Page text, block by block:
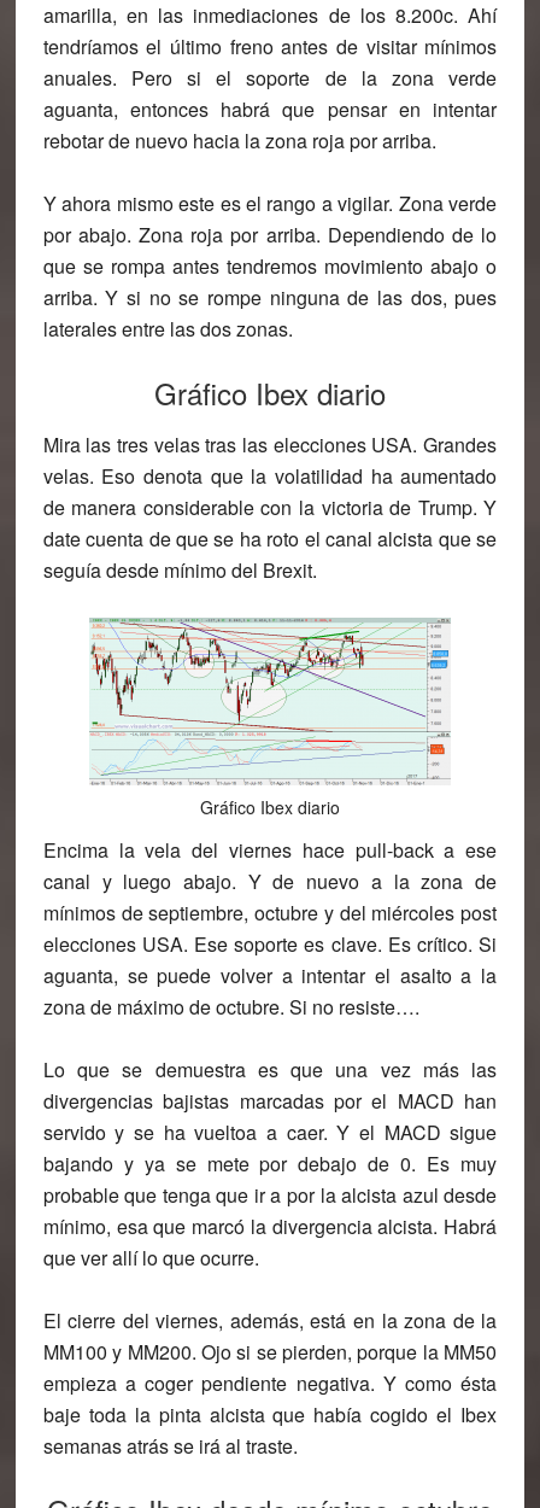
amarilla, en las inmediaciones de los 8.200c. Ahí
tendríamos el último freno antes de visitar mínimos
anuales. Pero si el soporte de la zona verde
aguanta, entonces habrá que pensar en intentar
rebotar de nuevo hacia la zona roja por arriba.
Y ahora mismo este es el rango a vigilar. Zona verde
por abajo. Zona roja por arriba. Dependiendo de lo
que se rompa antes tendremos movimiento abajo o
arriba. Y si no se rompe ninguna de las dos, pues
laterales entre las dos zonas.
Gráfico Ibex diario
Mira las tres velas tras las elecciones USA. Grandes
velas. Eso denota que la volatilidad ha aumentado
de manera considerable con la victoria de Trump. Y
date cuenta de que se ha roto el canal alcista que se
seguía desde mínimo del Brexit.
Gráfico Ibex diario
Encima la vela del viernes hace pull-back a ese
canal y luego abajo. Y de nuevo a la zona de
mínimos de septiembre, octubre y del miércoles post
elecciones USA. Ese soporte es clave. Es crítico. Si
aguanta, se puede volver a intentar el asalto a la
zona de máximo de octubre. Si no resiste….
Lo que se demuestra es que una vez más las
divergencias bajistas marcadas por el MACD han
servido y se ha vueltoa a caer. Y el MACD sigue
bajando y ya se mete por debajo de 0. Es muy
probable que tenga que ir a por la alcista azul desde
mínimo, esa que marcó la divergencia alcista. Habrá
que ver allí lo que ocurre.
El cierre del viernes, además, está en la zona de la
MM100 y MM200. Ojo si se pierden, porque la MM50
empieza a coger pendiente negativa. Y como ésta
baje toda la pinta alcista que había cogido el Ibex
semanas atrás se irá al traste.